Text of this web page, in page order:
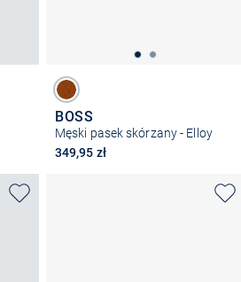
BOSS
Męski pasek skórzany - Elloy
349,95 zł